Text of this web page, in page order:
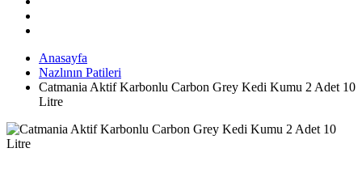
Anasayfa
Nazlının Patileri
Catmania Aktif Karbonlu Carbon Grey Kedi Kumu 2 Adet 10
Litre